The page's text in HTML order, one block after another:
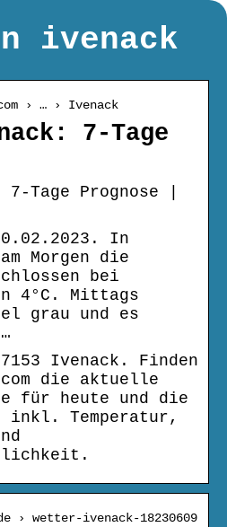
ivenack
› … › Ivenack
7-Tage
Tage Prognose |
In
Morgen die
bei
4°C. Mittags
grau und es
Ivenack. Finden
die aktuelle
für heute und die
inkl. Temperatur,
› wetter-ivenack-18230609